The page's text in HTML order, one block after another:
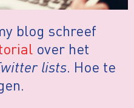
blog schreef
over het
lists. Hoe te